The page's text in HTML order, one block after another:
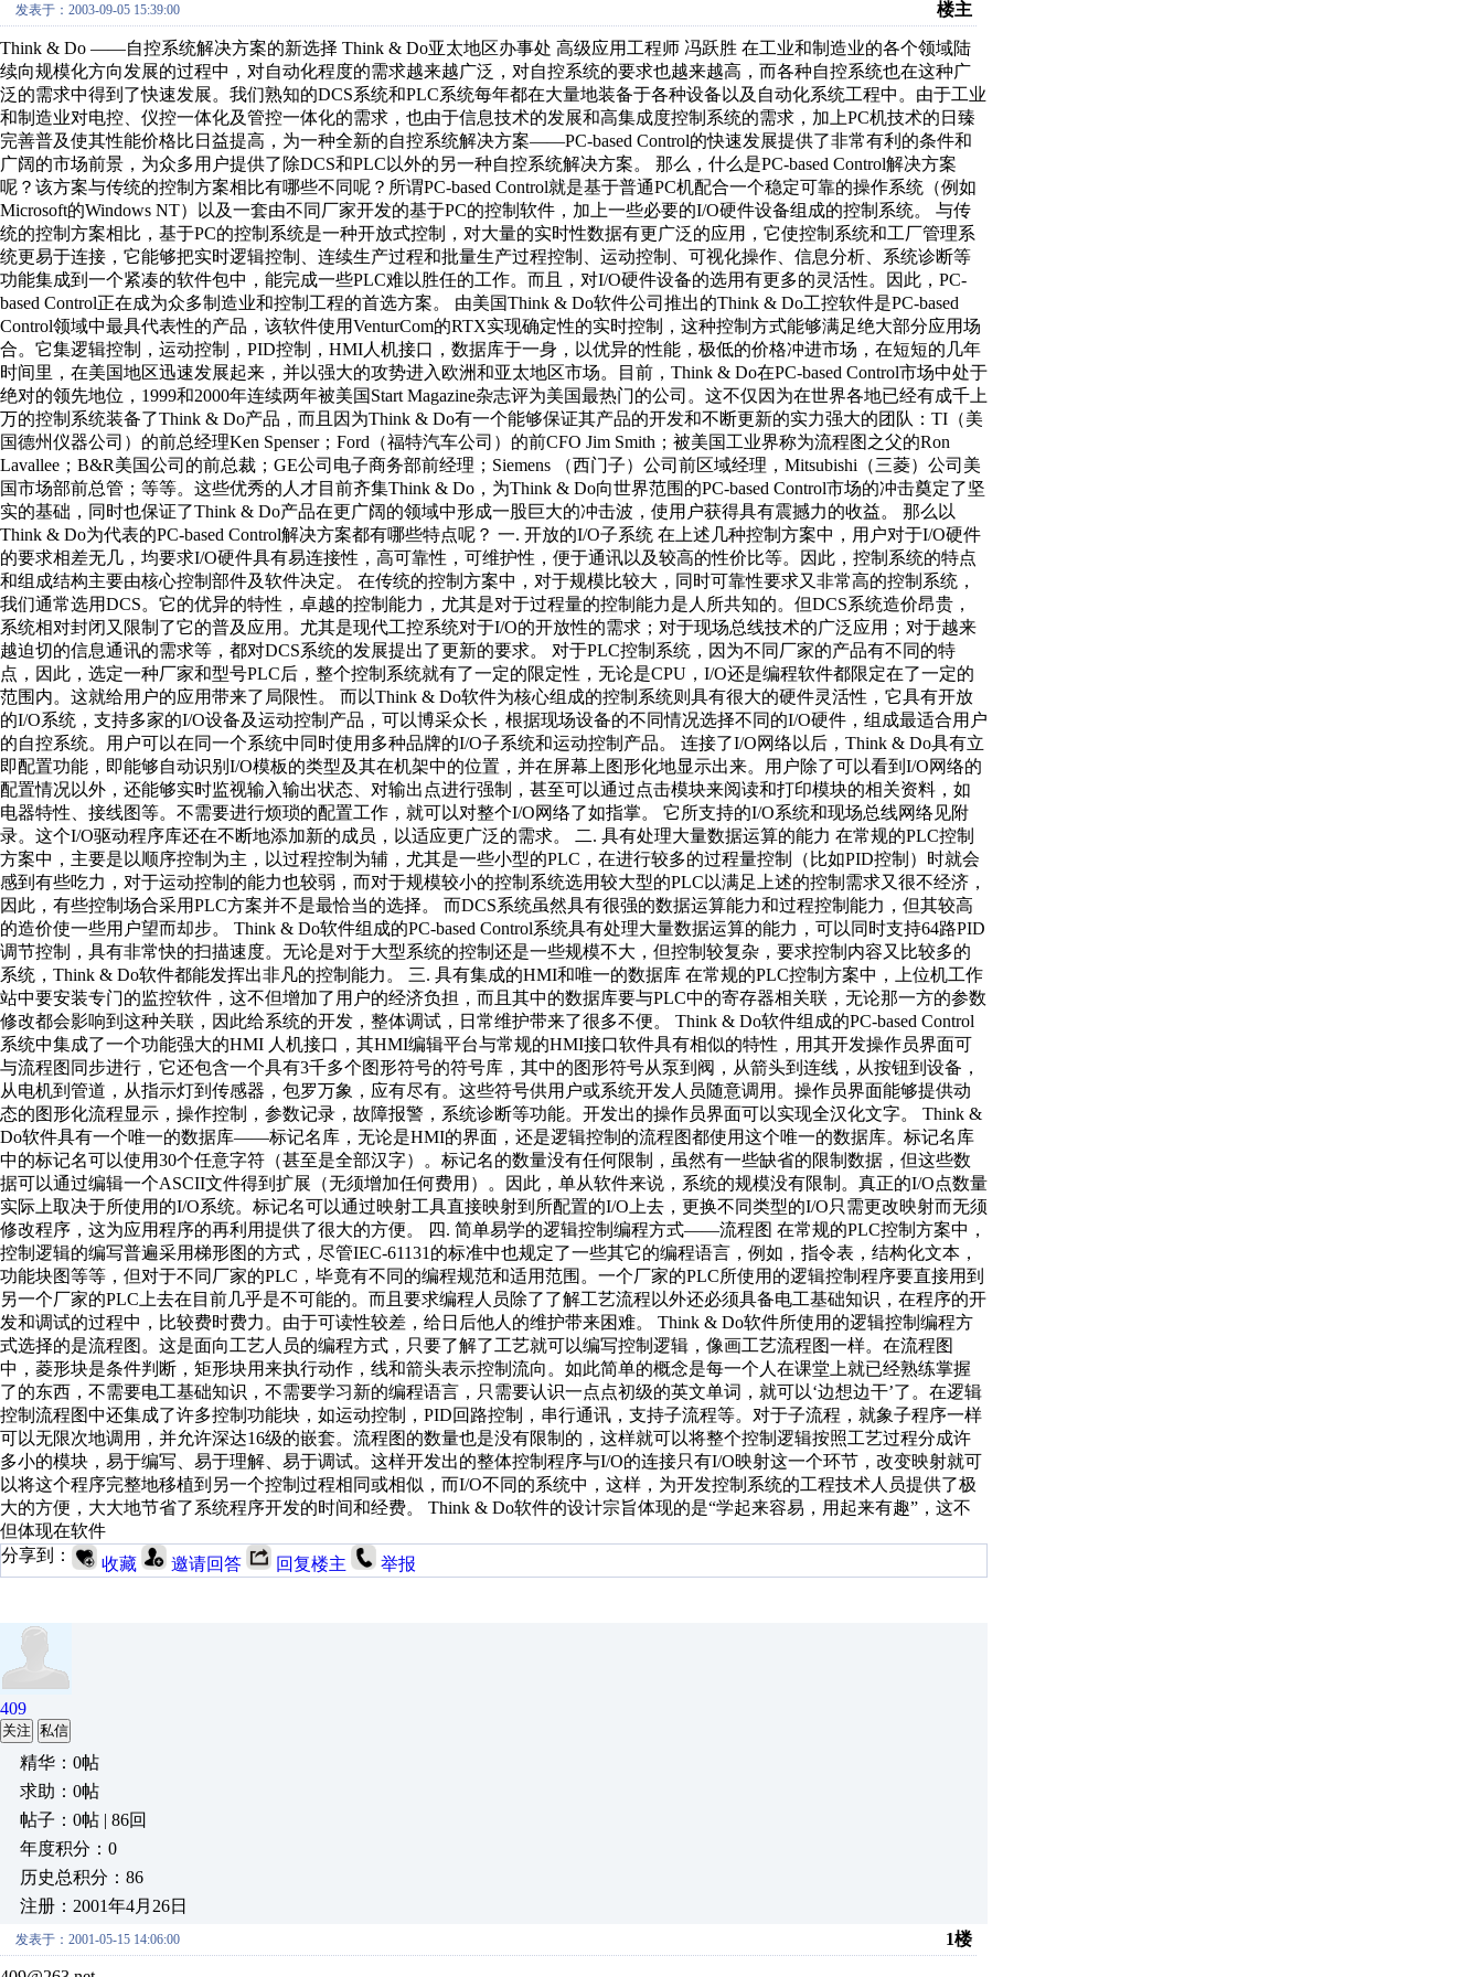
发表于：2003-09-05 15:39:00 楼主
Think & Do ——自控系统解决方案的新选择 Think & Do亚太地区办事处 高级应用工程师 冯跃胜 在工业和制造业的各个领域陆
续向规模化方向发展的过程中，对自动化程度的需求越来越广泛，对自控系统的要求也越来越高，而各种自控系统也在这种广
泛的需求中得到了快速发展。我们熟知的DCS系统和PLC系统每年都在大量地装备于各种设备以及自动化系统工程中。由于工业
和制造业对电控、仪控一体化及管控一体化的需求，也由于信息技术的发展和高集成度控制系统的需求，加上PC机技术的日臻
完善普及使其性能价格比日益提高，为一种全新的自控系统解决方案——PC-based Control的快速发展提供了非常有利的条件和
广阔的市场前景，为众多用户提供了除DCS和PLC以外的另一种自控系统解决方案。 那么，什么是PC-based Control解决方案
呢？该方案与传统的控制方案相比有哪些不同呢？所谓PC-based Control就是基于普通PC机配合一个稳定可靠的操作系统（例如
Microsoft的Windows NT）以及一套由不同厂家开发的基于PC的控制软件，加上一些必要的I/O硬件设备组成的控制系统。 与传
统的控制方案相比，基于PC的控制系统是一种开放式控制，对大量的实时性数据有更广泛的应用，它使控制系统和工厂管理系
统更易于连接，它能够把实时逻辑控制、连续生产过程和批量生产过程控制、运动控制、可视化操作、信息分析、系统诊断等
功能集成到一个紧凑的软件包中，能完成一些PLC难以胜任的工作。而且，对I/O硬件设备的选用有更多的灵活性。因此，PC-
based Control正在成为众多制造业和控制工程的首选方案。 由美国Think & Do软件公司推出的Think & Do工控软件是PC-based
Control领域中最具代表性的产品，该软件使用VenturCom的RTX实现确定性的实时控制，这种控制方式能够满足绝大部分应用场
合。它集逻辑控制，运动控制，PID控制，HMI人机接口，数据库于一身，以优异的性能，极低的价格冲进市场，在短短的几年
时间里，在美国地区迅速发展起来，并以强大的攻势进入欧洲和亚太地区市场。目前，Think & Do在PC-based Control市场中处于
绝对的领先地位，1999和2000年连续两年被美国Start Magazine杂志评为美国最热门的公司。这不仅因为在世界各地已经有成千上
万的控制系统装备了Think & Do产品，而且因为Think & Do有一个能够保证其产品的开发和不断更新的实力强大的团队：TI（美
国德州仪器公司）的前总经理Ken Spenser；Ford（福特汽车公司）的前CFO Jim Smith；被美国工业界称为流程图之父的Ron
Lavallee；B&R美国公司的前总裁；GE公司电子商务部前经理；Siemens （西门子）公司前区域经理，Mitsubishi（三菱）公司美
国市场部前总管；等等。这些优秀的人才目前齐集Think & Do，为Think & Do向世界范围的PC-based Control市场的冲击奠定了坚
实的基础，同时也保证了Think & Do产品在更广阔的领域中形成一股巨大的冲击波，使用户获得具有震撼力的收益。 那么以
Think & Do为代表的PC-based Control解决方案都有哪些特点呢？ 一. 开放的I/O子系统 在上述几种控制方案中，用户对于I/O硬件
的要求相差无几，均要求I/O硬件具有易连接性，高可靠性，可维护性，便于通讯以及较高的性价比等。因此，控制系统的特点
和组成结构主要由核心控制部件及软件决定。 在传统的控制方案中，对于规模比较大，同时可靠性要求又非常高的控制系统，
我们通常选用DCS。它的优异的特性，卓越的控制能力，尤其是对于过程量的控制能力是人所共知的。但DCS系统造价昂贵，
系统相对封闭又限制了它的普及应用。尤其是现代工控系统对于I/O的开放性的需求；对于现场总线技术的广泛应用；对于越来
越迫切的信息通讯的需求等，都对DCS系统的发展提出了更新的要求。 对于PLC控制系统，因为不同厂家的产品有不同的特
点，因此，选定一种厂家和型号PLC后，整个控制系统就有了一定的限定性，无论是CPU，I/O还是编程软件都限定在了一定的
范围内。这就给用户的应用带来了局限性。 而以Think & Do软件为核心组成的控制系统则具有很大的硬件灵活性，它具有开放
的I/O系统，支持多家的I/O设备及运动控制产品，可以博采众长，根据现场设备的不同情况选择不同的I/O硬件，组成最适合用户
的自控系统。用户可以在同一个系统中同时使用多种品牌的I/O子系统和运动控制产品。 连接了I/O网络以后，Think & Do具有立
即配置功能，即能够自动识别I/O模板的类型及其在机架中的位置，并在屏幕上图形化地显示出来。用户除了可以看到I/O网络的
配置情况以外，还能够实时监视输入输出状态、对输出点进行强制，甚至可以通过点击模块来阅读和打印模块的相关资料，如
电器特性、接线图等。不需要进行烦琐的配置工作，就可以对整个I/O网络了如指掌。 它所支持的I/O系统和现场总线网络见附
录。这个I/O驱动程序库还在不断地添加新的成员，以适应更广泛的需求。 二. 具有处理大量数据运算的能力 在常规的PLC控制
方案中，主要是以顺序控制为主，以过程控制为辅，尤其是一些小型的PLC，在进行较多的过程量控制（比如PID控制）时就会
感到有些吃力，对于运动控制的能力也较弱，而对于规模较小的控制系统选用较大型的PLC以满足上述的控制需求又很不经济，
因此，有些控制场合采用PLC方案并不是最恰当的选择。 而DCS系统虽然具有很强的数据运算能力和过程控制能力，但其较高
的造价使一些用户望而却步。 Think & Do软件组成的PC-based Control系统具有处理大量数据运算的能力，可以同时支持64路PID
调节控制，具有非常快的扫描速度。无论是对于大型系统的控制还是一些规模不大，但控制较复杂，要求控制内容又比较多的
系统，Think & Do软件都能发挥出非凡的控制能力。 三. 具有集成的HMI和唯一的数据库 在常规的PLC控制方案中，上位机工作
站中要安装专门的监控软件，这不但增加了用户的经济负担，而且其中的数据库要与PLC中的寄存器相关联，无论那一方的参数
修改都会影响到这种关联，因此给系统的开发，整体调试，日常维护带来了很多不便。 Think & Do软件组成的PC-based Control
系统中集成了一个功能强大的HMI 人机接口，其HMI编辑平台与常规的HMI接口软件具有相似的特性，用其开发操作员界面可
与流程图同步进行，它还包含一个具有3千多个图形符号的符号库，其中的图形符号从泵到阀，从箭头到连线，从按钮到设备，
从电机到管道，从指示灯到传感器，包罗万象，应有尽有。这些符号供用户或系统开发人员随意调用。操作员界面能够提供动
态的图形化流程显示，操作控制，参数记录，故障报警，系统诊断等功能。开发出的操作员界面可以实现全汉化文字。 Think &
Do软件具有一个唯一的数据库——标记名库，无论是HMI的界面，还是逻辑控制的流程图都使用这个唯一的数据库。标记名库
中的标记名可以使用30个任意字符（甚至是全部汉字）。标记名的数量没有任何限制，虽然有一些缺省的限制数据，但这些数
据可以通过编辑一个ASCII文件得到扩展（无须增加任何费用）。因此，单从软件来说，系统的规模没有限制。真正的I/O点数量
实际上取决于所使用的I/O系统。标记名可以通过映射工具直接映射到所配置的I/O上去，更换不同类型的I/O只需更改映射而无须
修改程序，这为应用程序的再利用提供了很大的方便。 四. 简单易学的逻辑控制编程方式——流程图 在常规的PLC控制方案中，
控制逻辑的编写普遍采用梯形图的方式，尽管IEC-61131的标准中也规定了一些其它的编程语言，例如，指令表，结构化文本，
功能块图等等，但对于不同厂家的PLC，毕竟有不同的编程规范和适用范围。一个厂家的PLC所使用的逻辑控制程序要直接用到
另一个厂家的PLC上去在目前几乎是不可能的。而且要求编程人员除了了解工艺流程以外还必须具备电工基础知识，在程序的开
发和调试的过程中，比较费时费力。由于可读性较差，给日后他人的维护带来困难。 Think & Do软件所使用的逻辑控制编程方
式选择的是流程图。这是面向工艺人员的编程方式，只要了解了工艺就可以编写控制逻辑，像画工艺流程图一样。在流程图
中，菱形块是条件判断，矩形块用来执行动作，线和箭头表示控制流向。如此简单的概念是每一个人在课堂上就已经熟练掌握
了的东西，不需要电工基础知识，不需要学习新的编程语言，只需要认识一点点初级的英文单词，就可以‘边想边干’了。在逻辑
控制流程图中还集成了许多控制功能块，如运动控制，PID回路控制，串行通讯，支持子流程等。对于子流程，就象子程序一样
可以无限次地调用，并允许深达16级的嵌套。流程图的数量也是没有限制的，这样就可以将整个控制逻辑按照工艺过程分成许
多小的模块，易于编写、易于理解、易于调试。这样开发出的整体控制程序与I/O的连接只有I/O映射这一个环节，改变映射就可
以将这个程序完整地移植到另一个控制过程相同或相似，而I/O不同的系统中，这样，为开发控制系统的工程技术人员提供了极
大的方便，大大地节省了系统程序开发的时间和经费。 Think & Do软件的设计宗旨体现的是“学起来容易，用起来有趣”，这不
但体现在软件
分享到：
收藏 邀请回答 回复楼主 举报
409
关注 私信
精华：0帖
求助：0帖
帖子：0帖 | 86回
年度积分：0
历史总积分：86
注册：2001年4月26日
发表于：2001-05-15 14:06:00
1楼